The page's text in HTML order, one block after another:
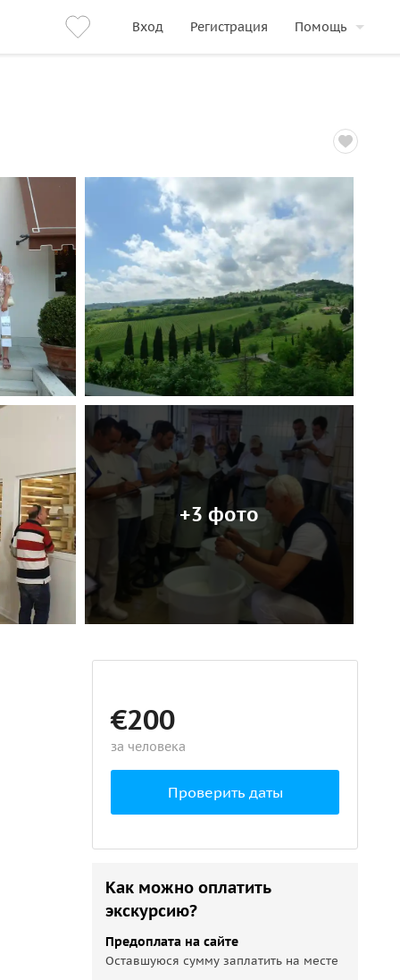
Вход Регистрация Помощь
+3 фото
€200
за человека
Проверить даты
Как можно оплатить
экскурсию?
Предоплата на сайте
Оставшуюся сумму заплатить на месте